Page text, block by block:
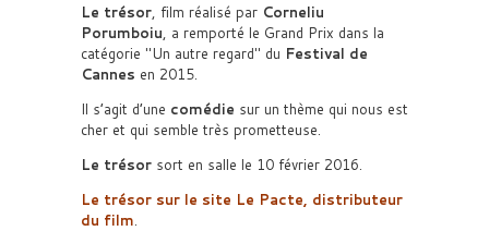
Le trésor, film réalisé par Corneliu
Porumboiu, a remporté le Grand Prix dans la
catégorie
Un autre regard du Festival de
Cannes en 2015.
Il s’agit d’une comédie sur un thème qui nous est
cher et qui semble très prometteuse.
Le trésor sort en salle le 10 février 2016.
Le trésor sur le site Le Pacte, distributeur
du film.